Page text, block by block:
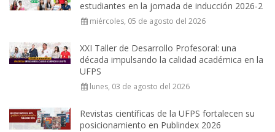
estudiantes en la jornada de inducción 2026-2
miércoles, 05 de agosto del 2026
XXI Taller de Desarrollo Profesoral: una
década impulsando la calidad académica en la
UFPS
lunes, 03 de agosto del 2026
Revistas científicas de la UFPS fortalecen su
posicionamiento en Publindex 2026